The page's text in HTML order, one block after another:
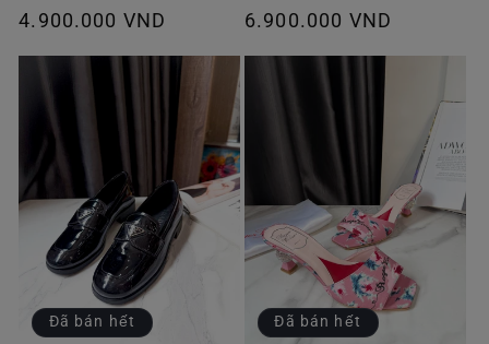
Giá
thường
4.900.000 VND
Giá
6.900.000 VND
Đã bán hết Đã bán hết